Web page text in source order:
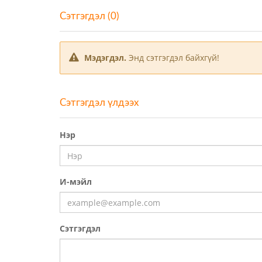
Сэтгэгдэл (0)
Мэдэгдэл. Энд сэтгэгдэл байхгүй!
Сэтгэгдэл үлдээх
Нэр
И-мэйл
Сэтгэгдэл